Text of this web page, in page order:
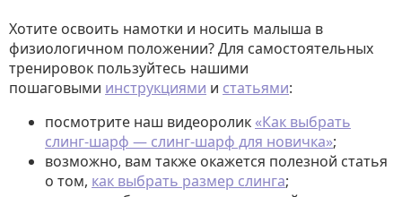
Хотите освоить намотки и носить малыша в
физиологичном положении? Для самостоятельных
тренировок пользуйтесь нашими
пошаговыми инструкциями и статьями:
посмотрите наш видеоролик «Как выбрать
слинг-шарф — слинг-шарф для новичка»;
возможно, вам также окажется полезной статья
о том, как выбрать размер слинга;